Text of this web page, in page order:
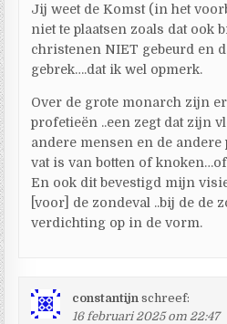
Jij weet de Komst (in het
niet te plaatsen zoals dat ook
christenen NIET gebeurd en
gebrek….dat ik wel opmerk.
Over de grote monarch zijn
profetieën ..een zegt dat zijn
andere mensen en de andere
vat is van botten of
En ook dit bevestigd mijn
[voor] de zondeval ..bij de de
verdichting op in de vorm.
constantijn schreef:
16 februari 2025 om 22:47